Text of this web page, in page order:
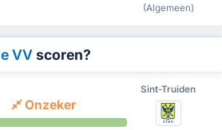
(Algemeen)
VVscoren?
Sint-Truiden
Onzeker